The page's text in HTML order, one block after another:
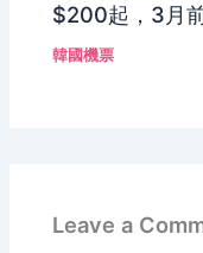
$200起，3月
韓國機票
Leave a